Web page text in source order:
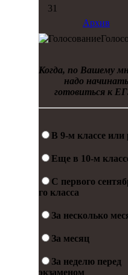
31
Архив
Когда, по Вашему
надо начинать
готовиться к
В 9-м классе или
Еще в 10-м
С первого
го класса
За несколько
За месяц
За неделю перед
экзаменом